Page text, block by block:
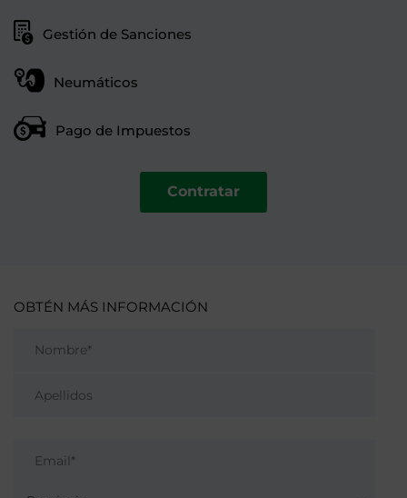
Gestión de Sanciones
Neumáticos
Pago de Impuestos
Contratar
OBTÉN MÁS INFORMACIÓN